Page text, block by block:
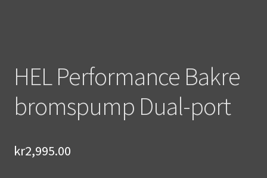
HEL Performance Bakre
bromspump Dual-port
kr2,995.00